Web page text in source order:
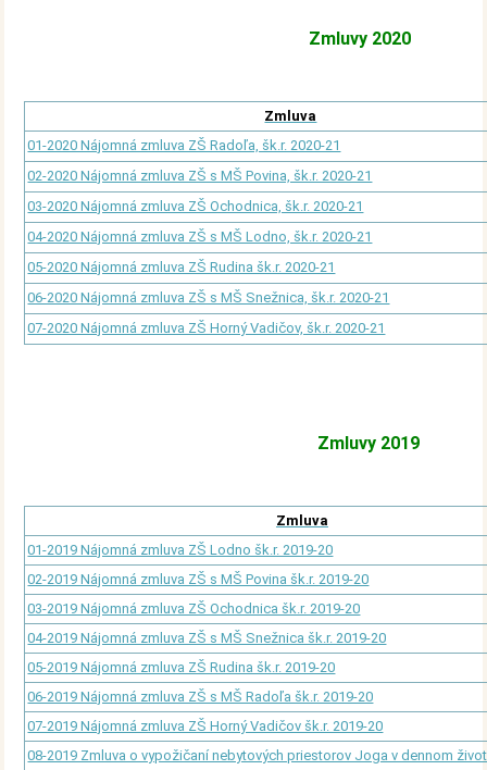
Zmluvy 2020
Zmluva
01-2020 Nájomná zmluva ZŠ Radoľa, šk.r. 2020-21
02-2020 Nájomná zmluva ZŠ s MŠ Povina, šk.r. 2020-21
03-2020 Nájomná zmluva ZŠ Ochodnica, šk.r. 2020-21
04-2020 Nájomná zmluva ZŠ s MŠ Lodno, šk.r. 2020-21
05-2020 Nájomná zmluva ZŠ Rudina šk.r. 2020-21
06-2020 Nájomná zmluva ZŠ s MŠ Snežnica, šk.r. 2020-21
07-2020 Nájomná zmluva ZŠ Horný Vadičov, šk.r. 2020-21
Zmluvy 2019
Zmluva
01-2019 Nájomná zmluva ZŠ Lodno šk.r. 2019-20
02-2019 Nájomná zmluva ZŠ s MŠ Povina šk.r. 2019-20
03-2019 Nájomná zmluva ZŠ Ochodnica šk.r. 2019-20
04-2019 Nájomná zmluva ZŠ s MŠ Snežnica šk.r. 2019-20
05-2019 Nájomná zmluva ZŠ Rudina šk.r. 2019-20
06-2019 Nájomná zmluva ZŠ s MŠ Radoľa šk.r. 2019-20
07-2019 Nájomná zmluva ZŠ Horný Vadičov šk.r. 2019-20
08-2019 Zmluva o vypožičaní nebytových priestorov Joga v dennom